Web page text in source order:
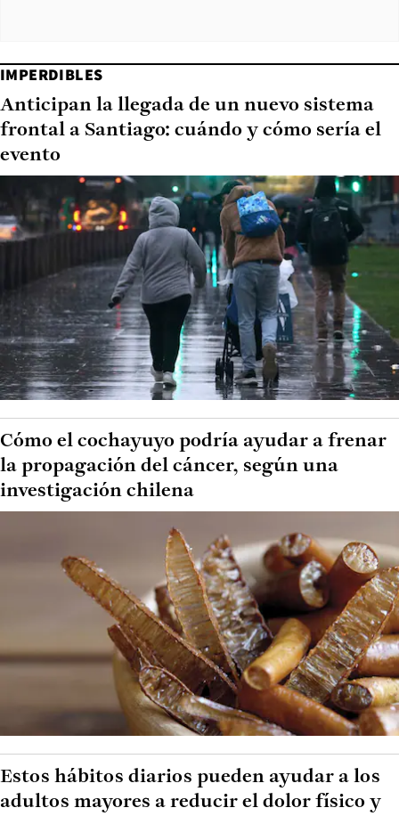
IMPERDIBLES
Anticipan la llegada de un nuevo sistema
frontal a Santiago: cuándo y cómo sería el
evento
Cómo el cochayuyo podría ayudar a frenar
la propagación del cáncer, según una
investigación chilena
Estos hábitos diarios pueden ayudar a los
adultos mayores a reducir el dolor físico y